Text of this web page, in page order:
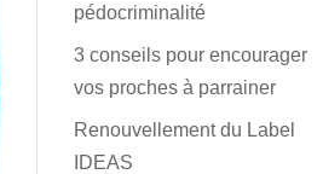
pédocriminalité
3 conseils pour encourager
vos proches à parrainer
Renouvellement du Label
IDEAS